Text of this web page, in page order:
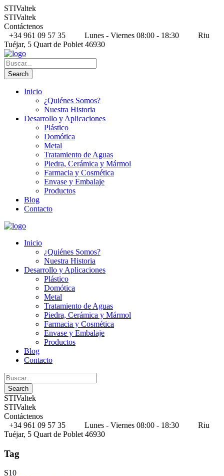
STIValtek
STIValtek
Contáctenos
+34 961 09 57 35
Lunes - Viernes 08:00 - 18:30
Riu
Tuéjar, 5 Quart de Poblet 46930
Inicio
¿Quiénes Somos?
Nuestra Historia
Desarrollo y Aplicaciones
Plástico
Domótica
Metal
Tratamiento de Aguas
Piedra, Cerámica y Mármol
Farmacia y Cosmética
Envase y Embalaje
Productos
Blog
Contacto
Inicio
¿Quiénes Somos?
Nuestra Historia
Desarrollo y Aplicaciones
Plástico
Domótica
Metal
Tratamiento de Aguas
Piedra, Cerámica y Mármol
Farmacia y Cosmética
Envase y Embalaje
Productos
Blog
Contacto
STIValtek
STIValtek
Contáctenos
+34 961 09 57 35
Lunes - Viernes 08:00 - 18:30
Riu
Tuéjar, 5 Quart de Poblet 46930
Tag
S10